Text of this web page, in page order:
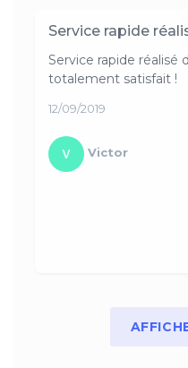
Service rapide
Service rapide réalisé
totalement satisfait !
12/09/2019
Victor